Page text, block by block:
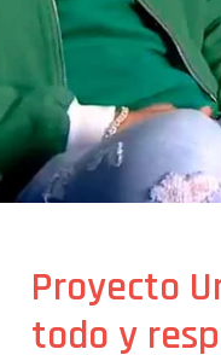
Proyecto
todo y